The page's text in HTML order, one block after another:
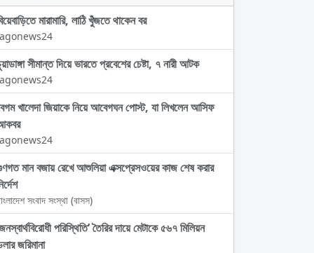
মারামারি, লাঠি খুঁজতে থাকেন বর
সীমান্ত দিয়ে ভারতে প্রবেশের চেষ্টা, ৭ নারী আটক
খালেদা জিয়াকে নিয়ে আবেগঘন পোস্ট, যা লিখলেন আসিফ
মান বজায় রেখে আশুলিয়া এক্সপ্রেসওয়ের কাজ শেষ করার
সংবাদ সংস্থা (বাসস)
পরিস্থিতি’ তৈরির দায়ে মেটাকে ৫৬৭ মিলিয়ন
জরিমানা